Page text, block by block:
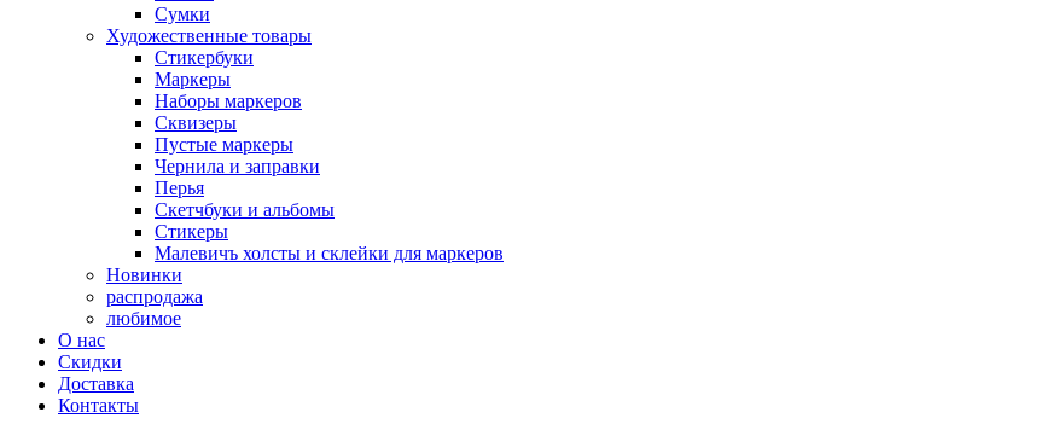
Сумки
Художественные товары
Стикербуки
Маркеры
Наборы маркеров
Сквизеры
Пустые маркеры
Чернила и заправки
Перья
Скетчбуки и альбомы
Стикеры
Малевичъ холсты и склейки для маркеров
Новинки
распродажа
любимое
О нас
Скидки
Доставка
Контакты